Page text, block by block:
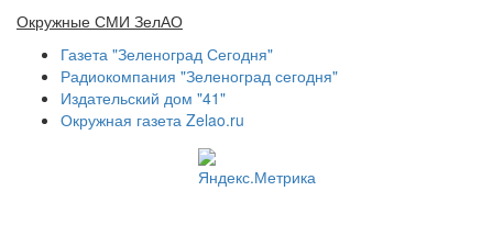
Окружные СМИ ЗелАО
Газета "Зеленоград Сегодня"
Радиокомпания "Зеленоград сегодня"
Издательский дом "41"
Окружная газета Zelao.ru